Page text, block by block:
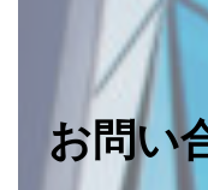
お問い